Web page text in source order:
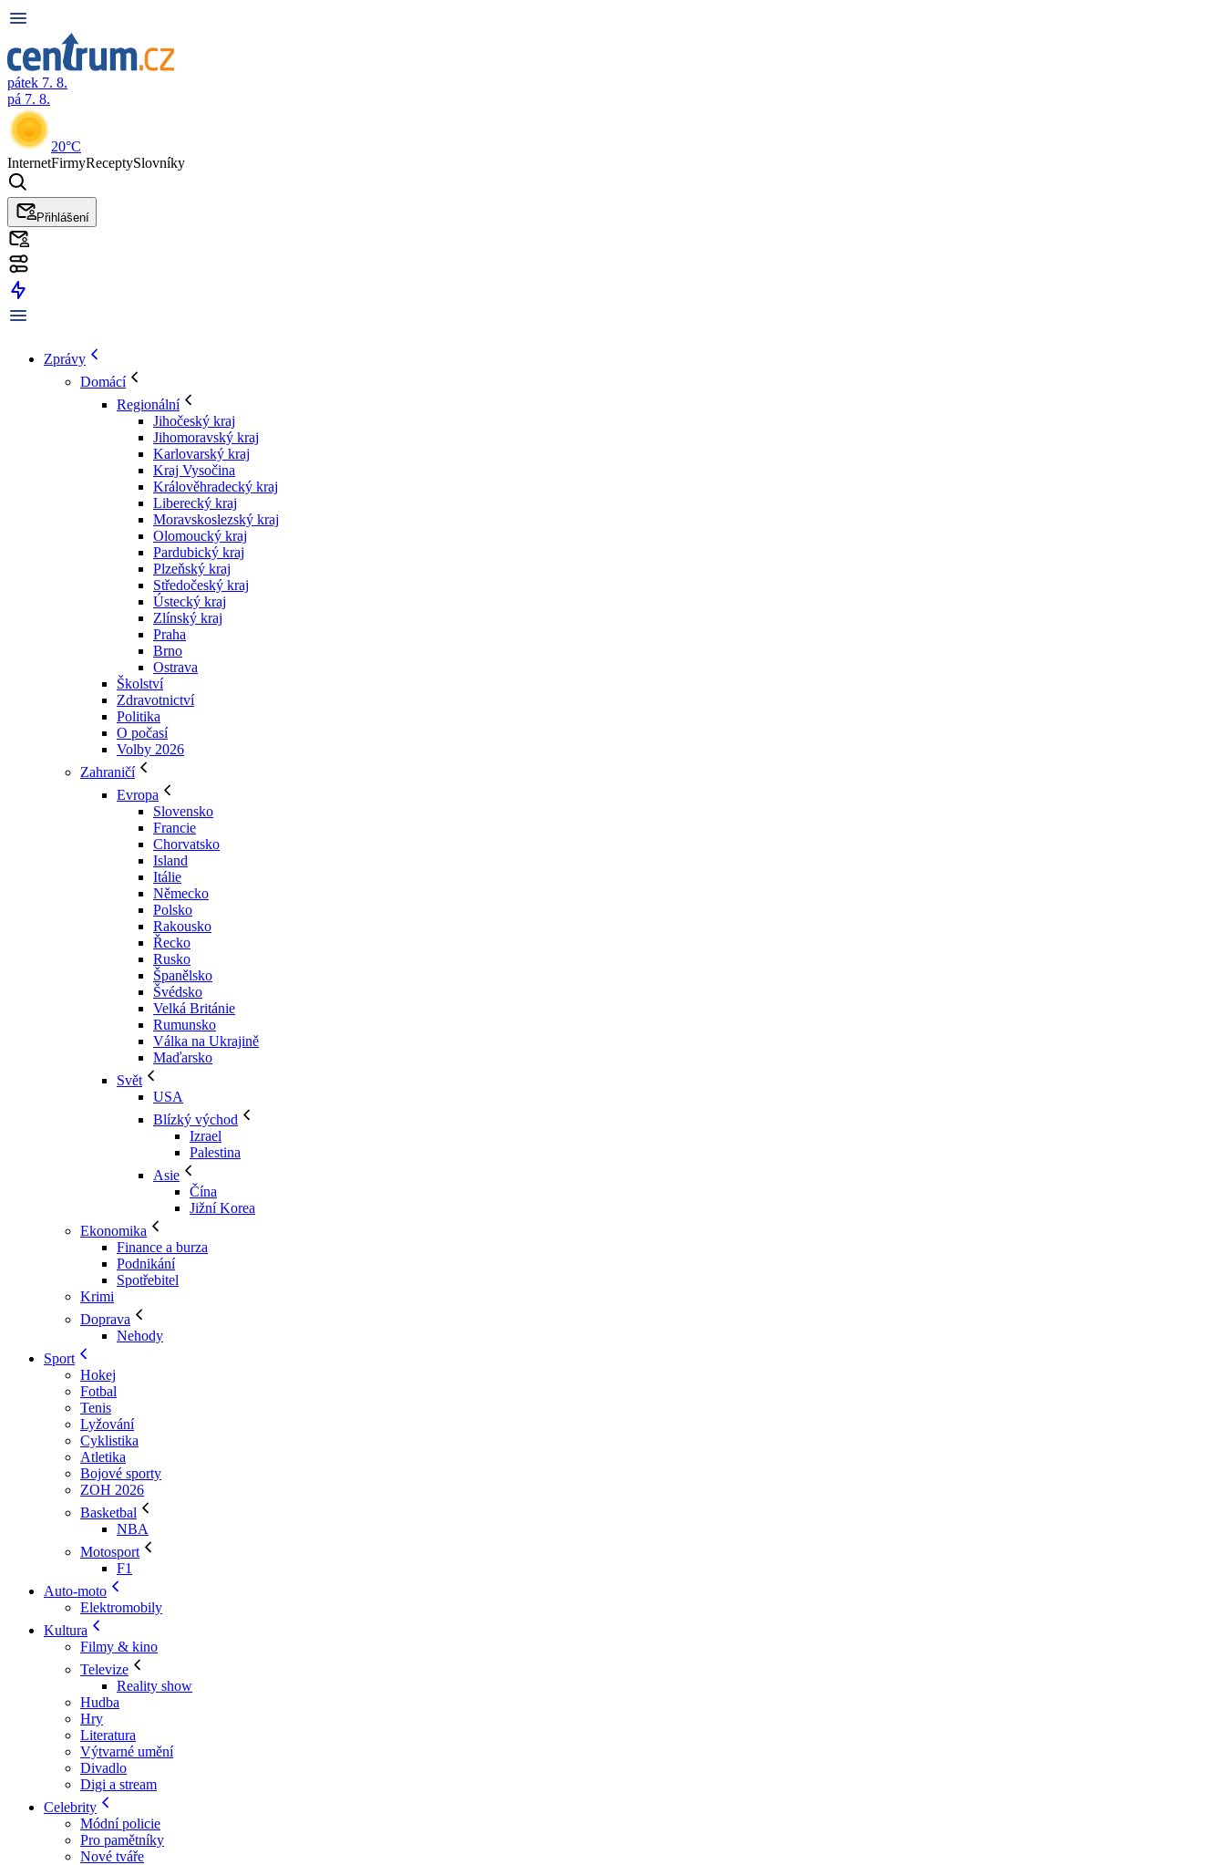
pátek 7. 8.
pá 7. 8.
20°C
InternetFirmyReceptySlovníky
Přihlášení
Zprávy
Domácí
Regionální
Jihočeský kraj
Jihomoravský kraj
Karlovarský kraj
Kraj Vysočina
Králověhradecký kraj
Liberecký kraj
Moravskoslezský kraj
Olomoucký kraj
Pardubický kraj
Plzeňský kraj
Středočeský kraj
Ústecký kraj
Zlínský kraj
Praha
Brno
Ostrava
Školství
Zdravotnictví
Politika
O počasí
Volby 2026
Zahraničí
Evropa
Slovensko
Francie
Chorvatsko
Island
Itálie
Německo
Polsko
Rakousko
Řecko
Rusko
Španělsko
Švédsko
Velká Británie
Rumunsko
Válka na Ukrajině
Maďarsko
Svět
USA
Blízký východ
Izrael
Palestina
Asie
Čína
Jižní Korea
Ekonomika
Finance a burza
Podnikání
Spotřebitel
Krimi
Doprava
Nehody
Sport
Hokej
Fotbal
Tenis
Lyžování
Cyklistika
Atletika
Bojové sporty
ZOH 2026
Basketbal
NBA
Motosport
F1
Auto-moto
Elektromobily
Kultura
Filmy & kino
Televize
Reality show
Hudba
Hry
Literatura
Výtvarné umění
Divadlo
Digi a stream
Celebrity
Módní policie
Pro pamětníky
Nové tváře